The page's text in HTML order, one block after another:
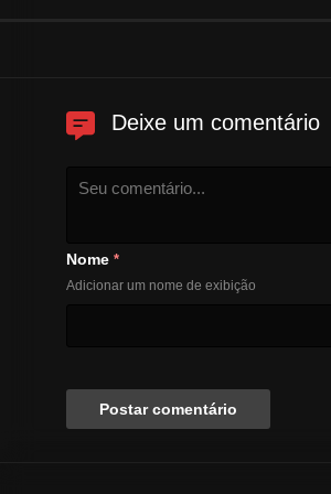
Deixe um comentário
Nome *
Adicionar um nome de exibição